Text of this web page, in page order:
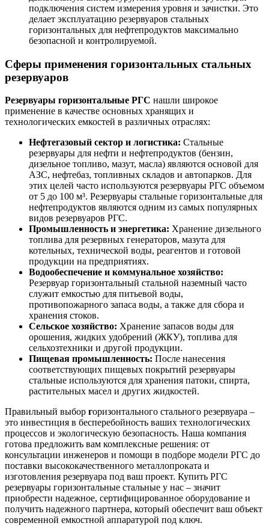
подключения систем измерения уровня и зачистки. Это
делает эксплуатацию резервуаров стальных
горизонтальных для нефтепродуктов максимально
безопасной и контролируемой.
Сферы применения горизонтальных стальных
резервуаров
Резервуары горизонтальные РГС нашли широкое
применение в качестве основных хранящих и
технологических емкостей в различных отраслях:
Нефтегазовый сектор и логистика: Стальные
резервуары для нефти и нефтепродуктов (бензин,
дизельное топливо, мазут, масла) являются основой для
АЗС, нефтебаз, топливных складов и автопарков. Для
этих целей часто используются резервуары РГС объемом
от 5 до 100 м³. Резервуары стальные горизонтальные для
нефтепродуктов являются одним из самых популярных
видов резервуаров РГС.
Промышленность и энергетика: Хранение дизельного
топлива для резервных генераторов, мазута для
котельных, технической воды, реагентов и готовой
продукции на предприятиях.
Водообеспечение и коммунальное хозяйство:
Резервуар горизонтальный стальной наземный часто
служит емкостью для питьевой воды,
противопожарного запаса воды, а также для сбора и
хранения стоков.
Сельское хозяйство: Хранение запасов воды для
орошения, жидких удобрений (ЖКУ), топлива для
сельхозтехники и другой продукции.
Пищевая промышленность: После нанесения
соответствующих пищевых покрытий резервуары
стальные используются для хранения патоки, спирта,
растительных масел и других жидкостей.
Правильный выбор горизонтального стального резервуара –
это инвестиция в бесперебойность ваших технологических
процессов и экологическую безопасность. Наша компания
готова предложить вам комплексные решения: от
консультации инженеров и помощи в подборе модели РГС до
поставки высококачественного металлопроката и
изготовления резервуара под ваш проект. Купить РГС
резервуары горизонтальные стальные у нас – значит
приобрести надежное, сертифицированное оборудование и
получить надежного партнера, который обеспечит ваш объект
современной емкостной аппаратурой под ключ.